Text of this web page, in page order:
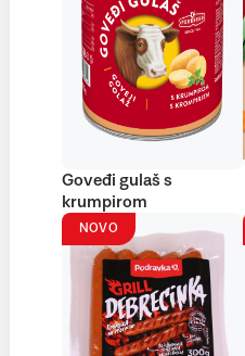
Goveđi gulaš s
krumpirom
NOVO